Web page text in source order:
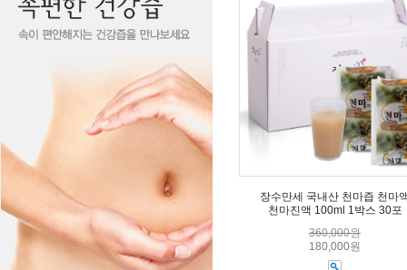
장수만세 국내산 천마즙 천마
천마진액 100ml 1박스 30포
360,000원
180,000원